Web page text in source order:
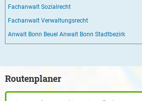
Fachanwalt Sozialrecht
Fachanwalt Verwaltungsrecht
Anwalt Bonn Beuel Anwalt Bonn Stadtbezirk
Routenplaner